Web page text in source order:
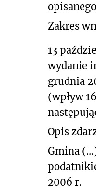
Zakres
13
wydanie
grudnia
(wpływ
Opis
Gmina
2006 r.